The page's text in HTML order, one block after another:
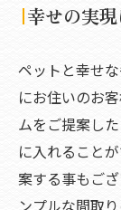
幸せの実
ペットと幸せ
にお住いのお
ムをご提案し
に入れること
案する事もご
ンプルな間取